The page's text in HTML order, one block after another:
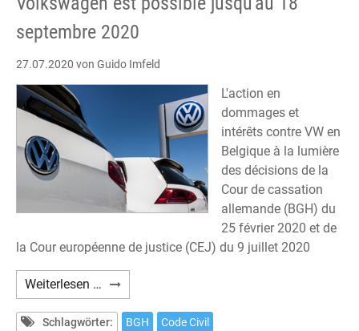
2020
möglich
septembre 2020
27.07.2020 von Guido Imfeld
L'action en
dommages et
intérêts contre VW en
Belgique à la lumière
des décisions de la
Cour de cassation
allemande (BGH) du
25 février 2020 et de
la Cour européenne de justice (CEJ) du 9 juillet 2020
Weiterlesen … En
Belgique,
une
Schlagwörter: BGH
Code Civil